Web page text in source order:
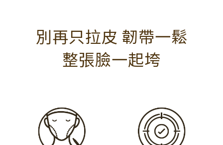
別再只拉皮 韌帶一鬆
整張臉一起垮